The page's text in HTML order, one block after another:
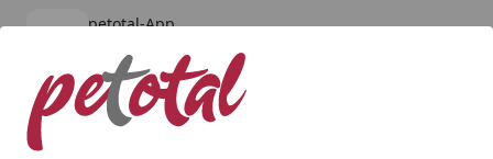
petotal-App
kostenlos - Im App Store
Alle Produkte
Mein Konto